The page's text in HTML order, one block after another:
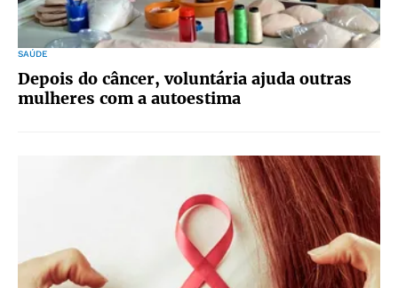
SAÚDE
Depois do câncer, voluntária ajuda outras
mulheres com a autoestima